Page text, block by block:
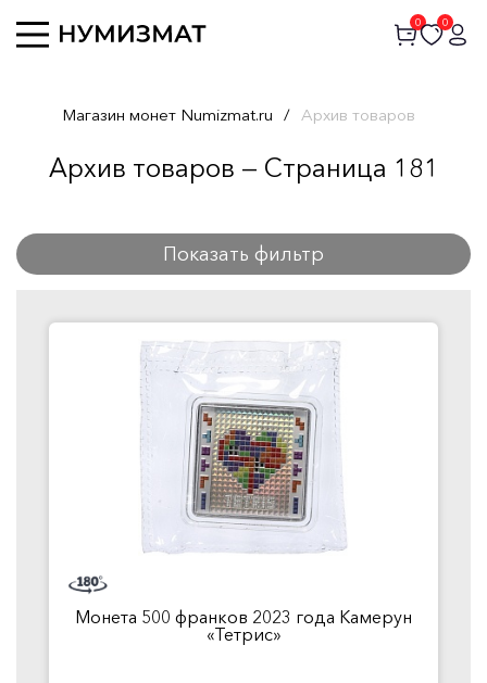
0 0
Магазин монет Numizmat.ru / Архив товаров
Архив товаров — Страница 181
Показать фильтр
Монета 500 франков 2023 года Камерун
«Тетрис»